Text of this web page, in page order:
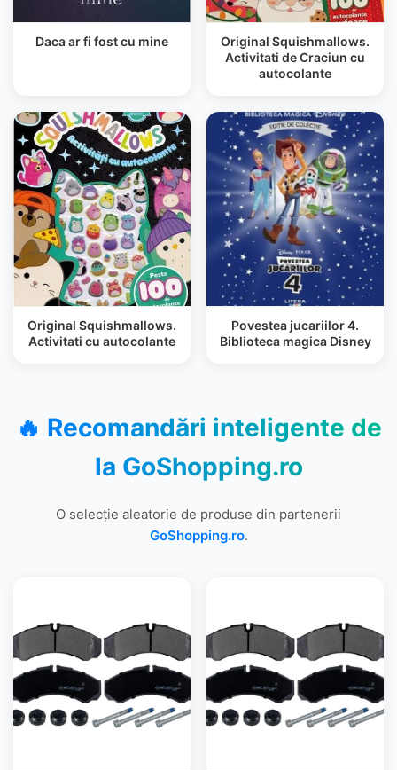
Daca ar fi fost cu mine
Original Squishmallows.
Activitati de Craciun cu
autocolante
Original Squishmallows.
Activitati cu autocolante
Povestea jucariilor 4.
Biblioteca magica Disney
🔥 Recomandări inteligente de
la GoShopping.ro
O selecție aleatorie de produse din partenerii
GoShopping.ro.